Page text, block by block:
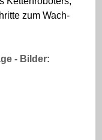
zum Wach-
- Bilder: